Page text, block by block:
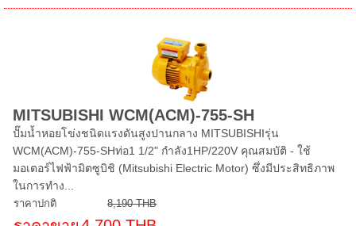
MITSUBISHI WCM(ACM)-755-SH
ปั๊มน้ำหอยโข่งชนิดแรงดันสูงปานกลาง MITSUBISHIรุ่น
WCM(ACM)-755-SHท่อ1 1/2" กำลัง1HP/220V คุณสมบัติ - ใช้
มอเตอร์ไฟฟ้ามิตซูบิชิ (Mitsubishi Electric Motor) ซึ่งมีประสิทธิภาพ
ในการทำง...
ราคาปกติ 8,190 THB